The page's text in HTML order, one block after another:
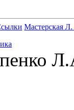
Мастерская